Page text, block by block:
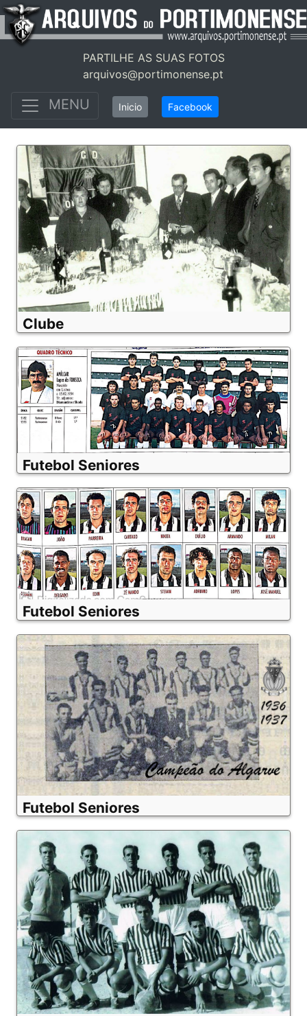
PARTILHE AS SUAS FOTOS
arquivos@portimonense.pt
MENU Inicio Facebook
Clube
Futebol Seniores
Futebol Seniores
Futebol Seniores